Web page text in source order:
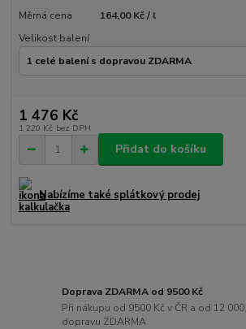
Měrná cena
164,00 Kč / l
Velikost balení
1 476 Kč
1 220 Kč bez DPH
Přidat do košíku
Nabízíme také splátkový prodej
Doprava ZDARMA od 9500 Kč
Při nákupu od 9500 Kč v ČR a od 12
dopravu ZDARMA